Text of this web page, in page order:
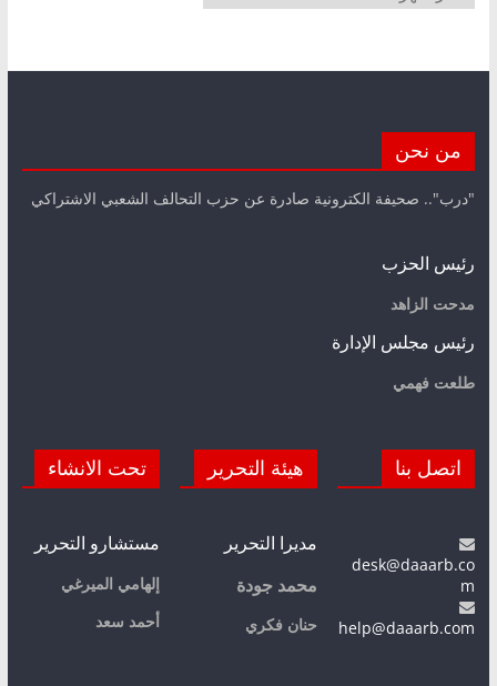
من نحن
"درب".. صحيفة الكترونية صادرة عن حزب التحالف الشعبي الاشتراكي
رئيس الحزب
مدحت الزاهد
رئيس مجلس الإدارة
طلعت فهمي
اتصل بنا
desk@daaarb.co
m
help@daaarb.com
هيئة التحرير
مديرا التحرير
محمد جودة
حنان فكري
تحت الانشاء
مستشارو التحرير
إلهامي الميرغي
أحمد سعد